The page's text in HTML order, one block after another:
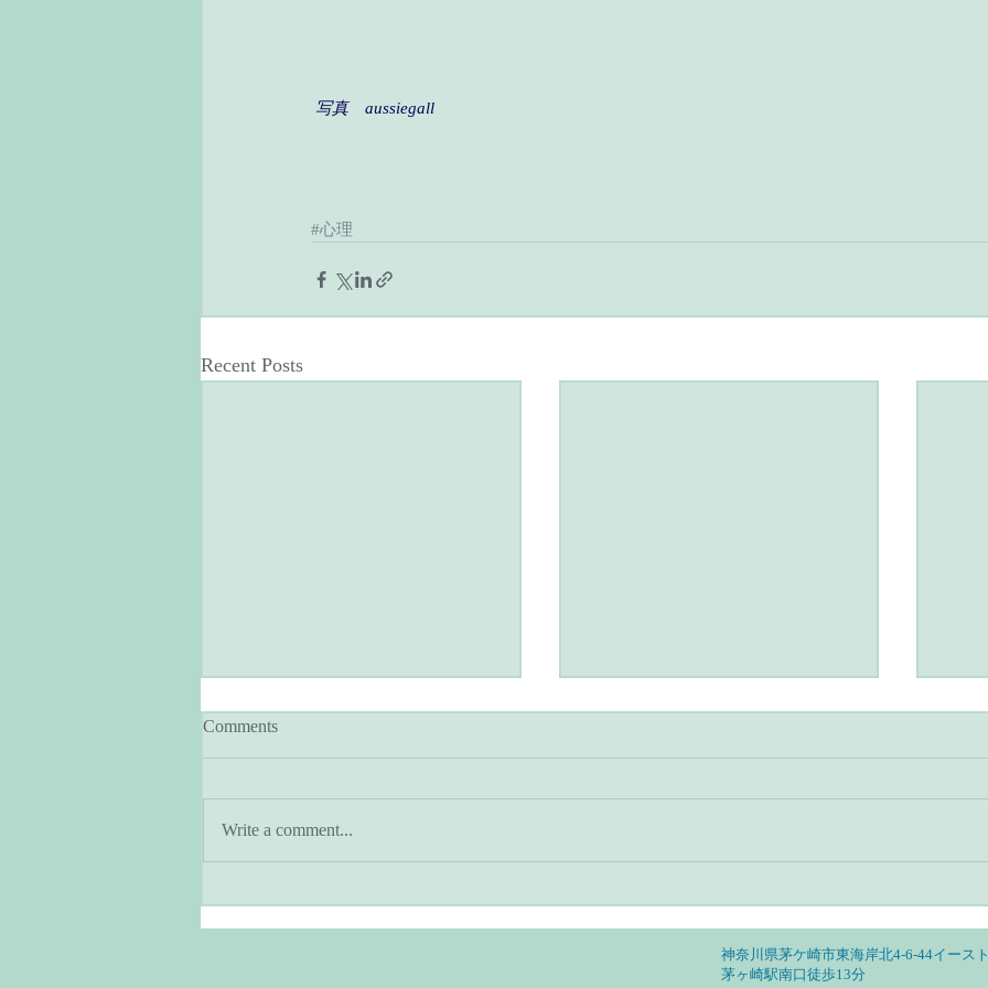
写真　aussiegall
#心理
Recent Posts
然
Comments
Write a comment...
神奈川県茅ケ崎市東海岸北4-6-44イース
茅ヶ崎駅南口徒歩13分